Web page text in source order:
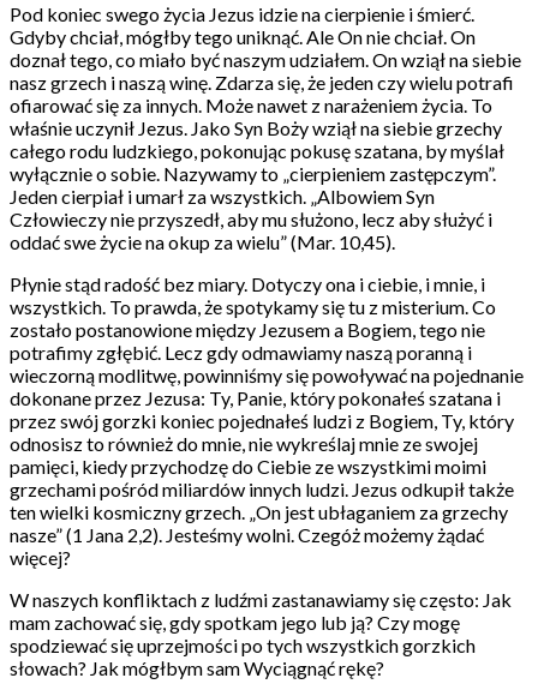
Pod koniec swego życia Jezus idzie na cierpienie i śmierć.
Gdyby chciał, mógłby tego uniknąć. Ale On nie chciał. On
doznał tego, co miało być naszym udziałem. On wziął na siebie
nasz grzech i naszą winę. Zdarza się, że jeden czy wielu potrafi
ofiarować się za innych. Może nawet z narażeniem życia. To
właśnie uczynił Jezus. Jako Syn Boży wziął na siebie grzechy
całego rodu ludzkiego, pokonując pokusę szatana, by myślał
wyłącznie o sobie. Nazywamy to „cierpieniem zastępczym”.
Jeden cierpiał i umarł za wszystkich. „Albowiem Syn
Człowieczy nie przyszedł, aby mu służono, lecz aby służyć i
oddać swe życie na okup za wielu” (Mar. 10,45).
Płynie stąd radość bez miary. Dotyczy ona i ciebie, i mnie, i
wszystkich. To prawda, że spotykamy się tu z misterium. Co
zostało postanowione między Jezusem a Bogiem, tego nie
potrafimy zgłębić. Lecz gdy odmawiamy naszą poranną i
wieczorną modlitwę, powinniśmy się powoływać na pojednanie
dokonane przez Jezusa: Ty, Panie, który pokonałeś szatana i
przez swój gorzki koniec pojednałeś ludzi z Bogiem, Ty, który
odnosisz to również do mnie, nie wykreślaj mnie ze swojej
pamięci, kiedy przychodzę do Ciebie ze wszystkimi moimi
grzechami pośród miliardów innych ludzi. Jezus odkupił także
ten wielki kosmiczny grzech. „On jest ubłaganiem za grzechy
nasze” (1 Jana 2,2). Jesteśmy wolni. Czegóż możemy żądać
więcej?
W naszych konfliktach z ludźmi zastanawiamy się często: Jak
mam zachować się, gdy spotkam jego lub ją? Czy mogę
spodziewać się uprzejmości po tych wszystkich gorzkich
słowach? Jak mógłbym sam Wyciągnąć rękę?